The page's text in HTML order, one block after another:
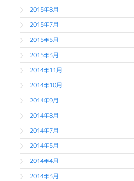
2015年8月
2015年7月
2015年5月
2015年3月
2014年11月
2014年10月
2014年9月
2014年8月
2014年7月
2014年5月
2014年4月
2014年3月